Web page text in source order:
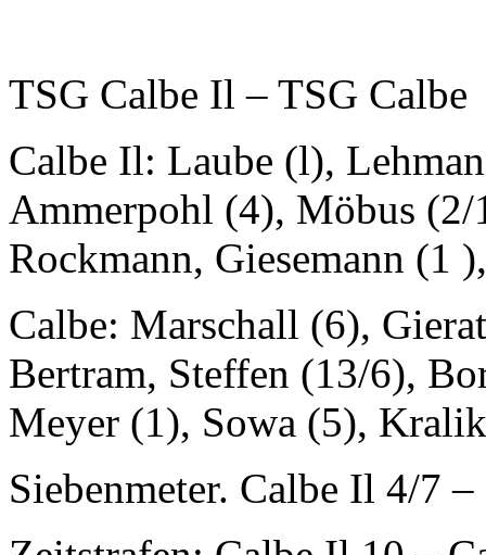
TSG Calbe Il – TSG
Calbe Il: Laube (l),
Ammerpohl (4), Möbus
Rockmann, Giesemann (1
Calbe: Marschall (6),
Bertram, Steffen (13/6),
Meyer (1), Sowa (5),
Siebenmeter. Calbe Il 4/7